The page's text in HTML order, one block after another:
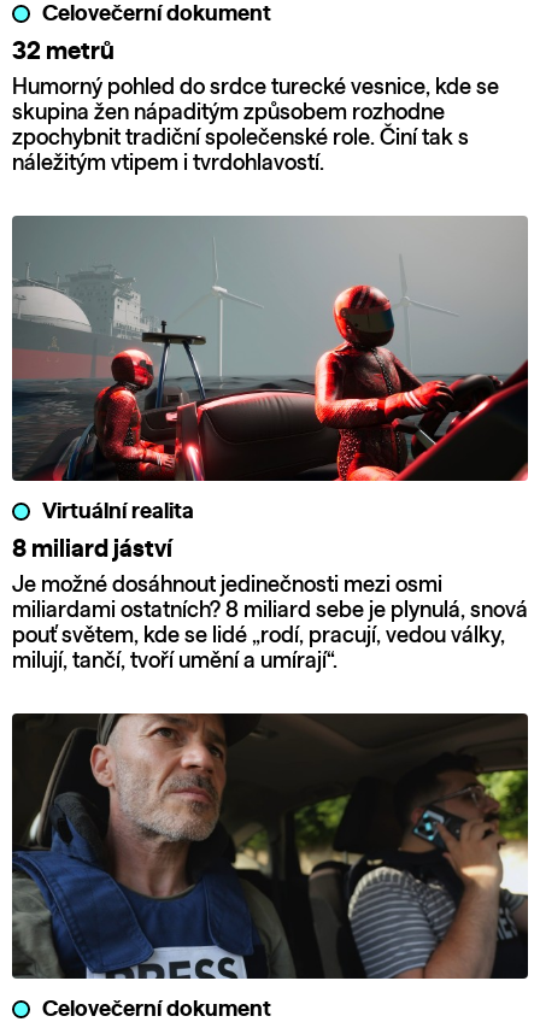
Celovečerní dokument
32 metrů
Humorný pohled do srdce turecké vesnice, kde se
skupina žen nápaditým způsobem rozhodne
zpochybnit tradiční společenské role. Činí tak s
náležitým vtipem i tvrdohlavostí.
Virtuální realita
8 miliard jáství
Je možné dosáhnout jedinečnosti mezi osmi
miliardami ostatních? 8 miliard sebe je plynulá, snová
pouť světem, kde se lidé „rodí, pracují, vedou války,
milují, tančí, tvoří umění a umírají“.
Celovečerní dokument